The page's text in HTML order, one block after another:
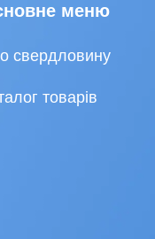
меню
свердловину
товарів